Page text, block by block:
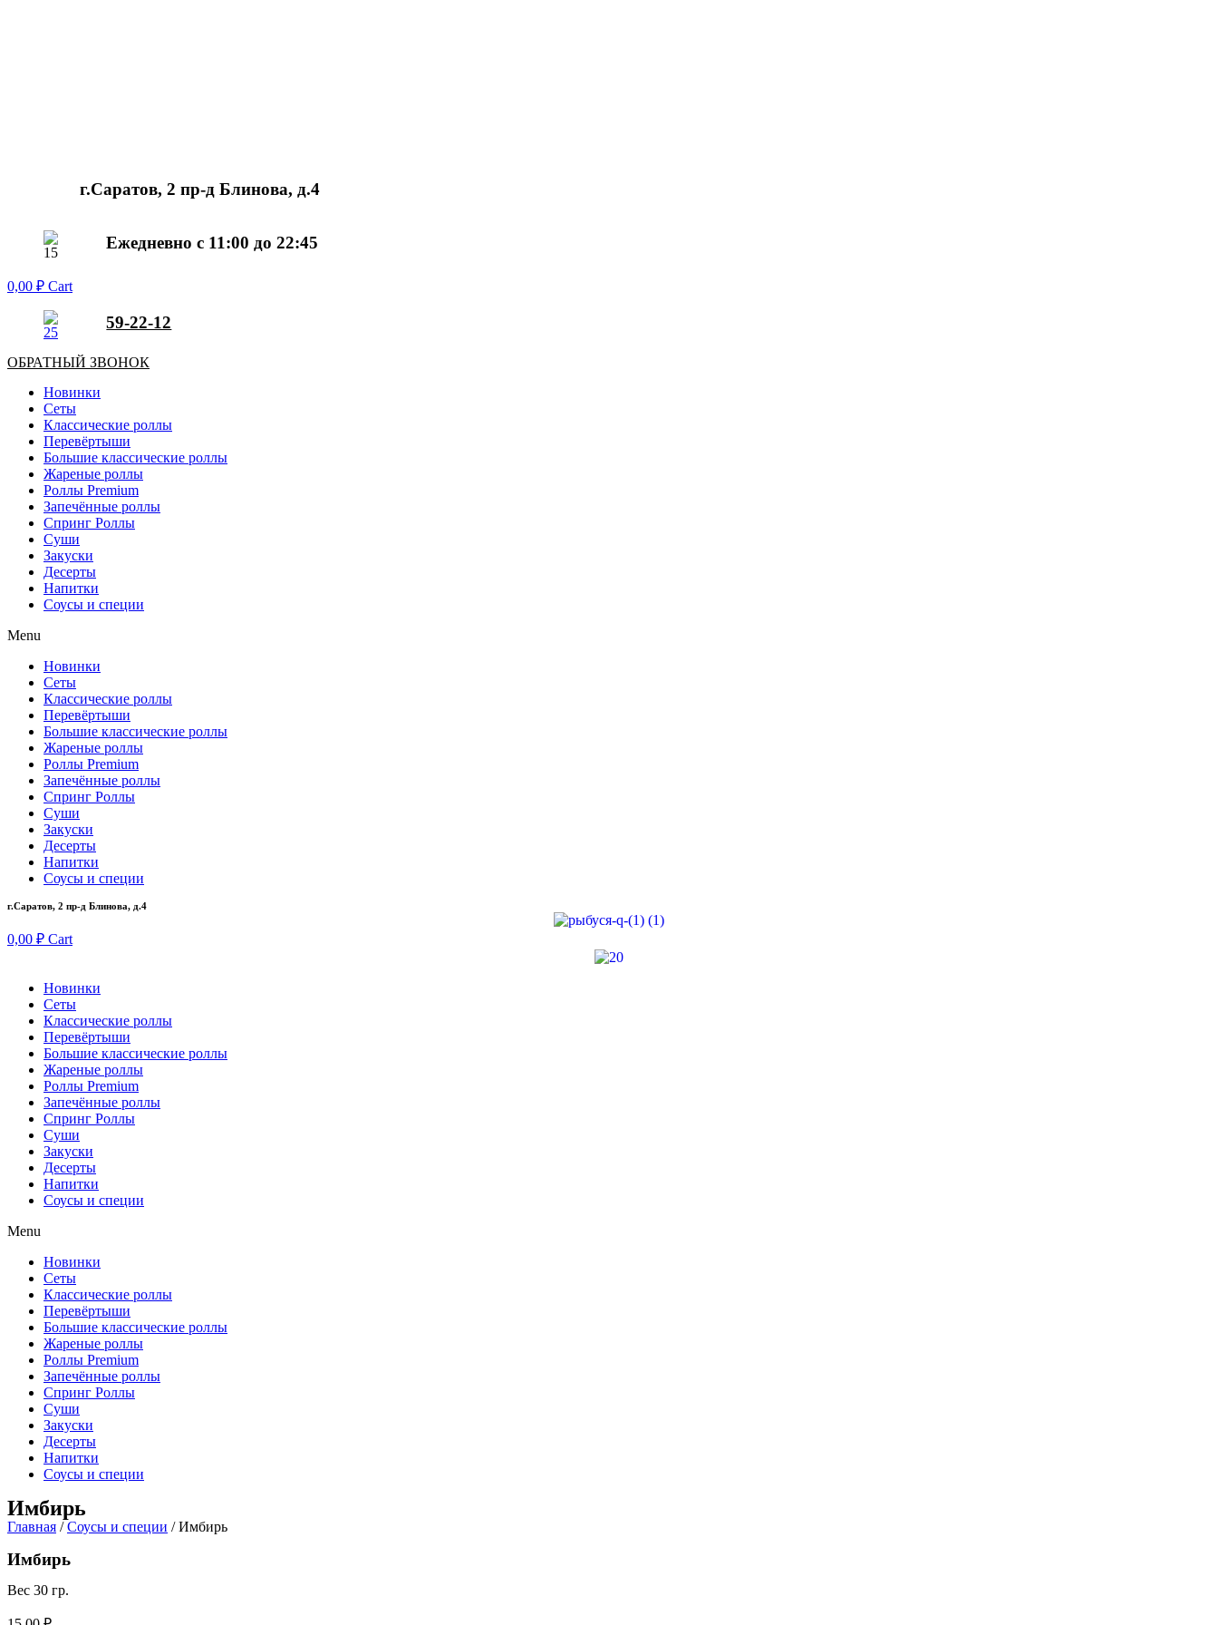
г.Саратов, 2 пр-д Блинова, д.4
Ежедневно с 11:00 до 22:45
0,00 ₽ Cart
59-22-12
ОБРАТНЫЙ ЗВОНОК
Новинки
Сеты
Классические роллы
Перевёртыши
Большие классические роллы
Жареные роллы
Роллы Premium
Запечённые роллы
Спринг Роллы
Суши
Закуски
Десерты
Напитки
Соусы и специи
Menu
Новинки
Сеты
Классические роллы
Перевёртыши
Большие классические роллы
Жареные роллы
Роллы Premium
Запечённые роллы
Спринг Роллы
Суши
Закуски
Десерты
Напитки
Соусы и специи
г.Саратов, 2 пр-д Блинова, д.4
0,00 ₽ Cart
Новинки
Сеты
Классические роллы
Перевёртыши
Большие классические роллы
Жареные роллы
Роллы Premium
Запечённые роллы
Спринг Роллы
Суши
Закуски
Десерты
Напитки
Соусы и специи
Menu
Новинки
Сеты
Классические роллы
Перевёртыши
Большие классические роллы
Жареные роллы
Роллы Premium
Запечённые роллы
Спринг Роллы
Суши
Закуски
Десерты
Напитки
Соусы и специи
Имбирь
Главная /Соусы и специи / Имбирь
Имбирь
Вес 30 гр.